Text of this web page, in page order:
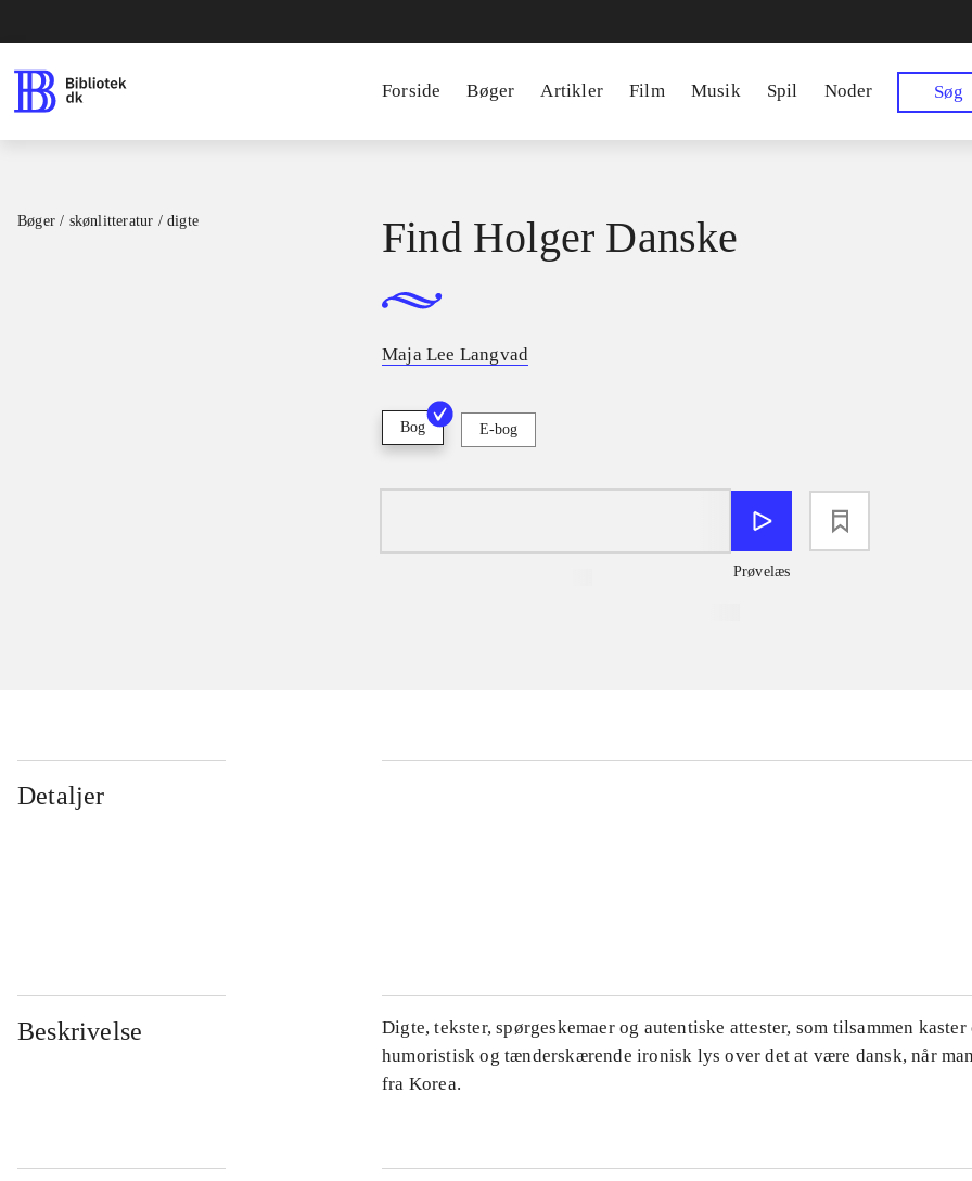
Forside Bøger Artikler Film Musik Spil Noder Søg
Bøger / skønlitteratur / digte Find Holger Danske
Maja Lee Langvad
Bog E-bog
Prøvelæs
Detaljer
Beskrivelse
Digte, tekster, spørgeskemaer og autentiske attester, som tilsammen kaster
humoristisk og tænderskærende ironisk lys over det at være dansk, når
fra Korea.